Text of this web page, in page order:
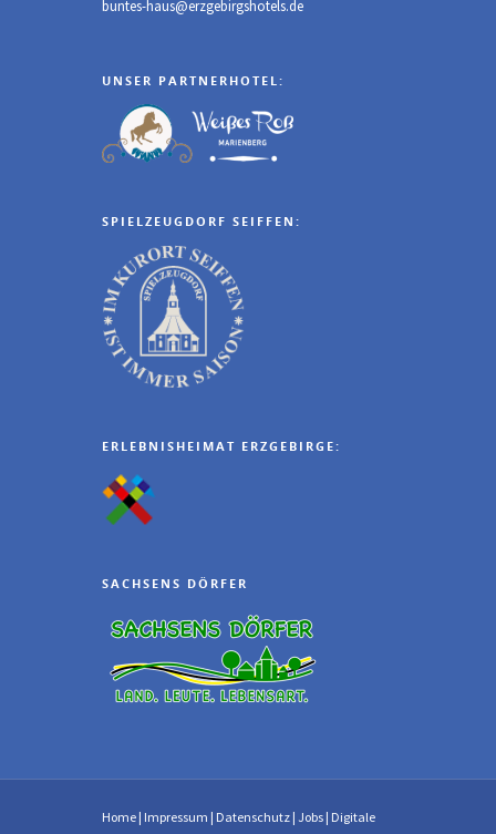
buntes-haus@erzgebirgshotels.de
UNSER PARTNERHOTEL:
SPIELZEUGDORF SEIFFEN:
ERLEBNISHEIMAT ERZGEBIRGE:
SACHSENS DÖRFER
Home | Impressum | Datenschutz | Jobs | Digitale